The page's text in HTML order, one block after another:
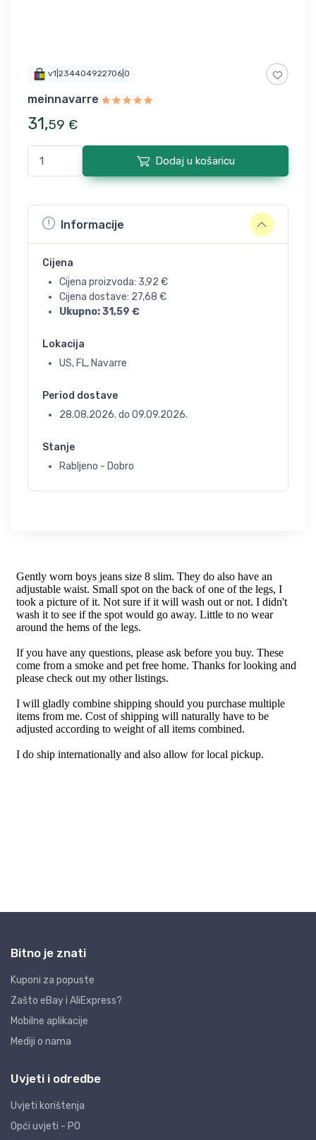
v1|234404922706|0
meinnavarre
31,59 €
Dodaj u košaricu
Informacije
Cijena
Cijena proizvoda: 3,92 €
Cijena dostave: 27,68 €
Ukupno:31,59 €
Lokacija
US, FL, Navarre
Period dostave
28.08.2026. do 09.09.2026.
Stanje
Rabljeno - Dobro
Bitno je znati
Kuponi za popuste
Zašto eBay i AliExpress?
Mobilne aplikacije
Mediji o nama
Uvjeti i odredbe
Uvjeti korištenja
Opći uvjeti - PO